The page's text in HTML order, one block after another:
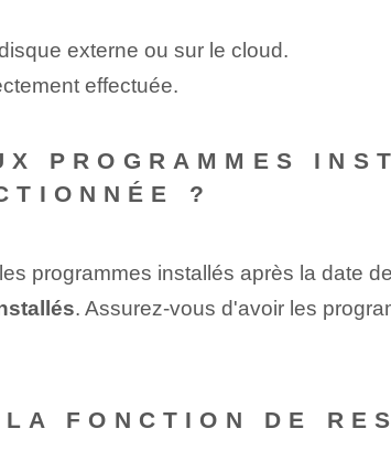
externe ou sur le cloud.
effectuée.
PROGRAMMES
?
programmes installés après la date
. ⁢Assurez-vous d'avoir les
FONCTION DE